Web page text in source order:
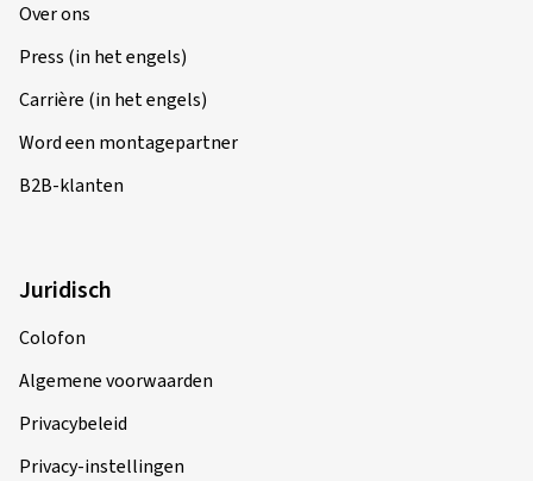
Over ons
Press (in het engels)
Carrière (in het engels)
Word een montagepartner
B2B-klanten
Juridisch
Colofon
Algemene voorwaarden
Privacybeleid
Privacy-instellingen